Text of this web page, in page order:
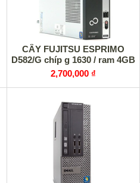
CÂY FUJITSU ESPRIMO
D582/G chíp g 1630 / ram 4GB
2,700,000 ₫